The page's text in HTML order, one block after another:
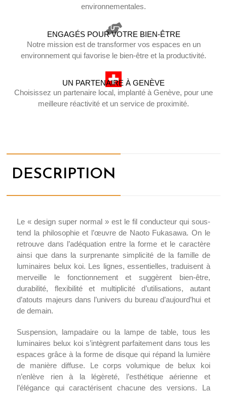
environnementales.
ENGAGÉS POUR VOTRE BIEN-ÊTRE
Notre mission est de transformer vos espaces en un
environnement qui favorise le bien-être et la productivité.
UN PARTENAIRE À GENÈVE
Choisissez un partenaire local, implanté à Genève, pour une
meilleure réactivité et un service de proximité.
DESCRIPTION
Le « design super normal » est le fil conducteur qui sous-
tend la philosophie et l’œuvre de Naoto Fukasawa. On le
retrouve dans l’adéquation entre la forme et le caractère
ainsi que dans la surprenante simplicité de la famille de
luminaires belux koi. Les lignes, essentielles, traduisent à
merveille le fonctionnement et suggèrent bien-être,
durabilité, flexibilité et multiplicité d’utilisations, autant
d’atouts majeurs dans l’univers du bureau d’aujourd’hui et
de demain.
Suspension, lampadaire ou la lampe de table, tous les
luminaires belux koi s’intègrent parfaitement dans tous les
espaces grâce à la forme de disque qui répand la lumière
de manière diffuse. Le corps volumique de belux koi
n’enlève rien à la légèreté, l’esthétique aérienne et
l’élégance qui caractérisent chacune des versions. La